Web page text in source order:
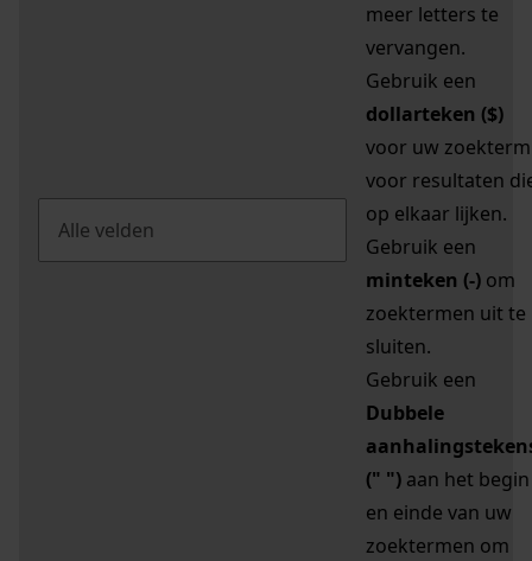
meer letters te
vervangen.
Gebruik een
dollarteken ($)
voor uw zoekterm
voor resultaten
op elkaar lijken.
Gebruik een
minteken (-) om
zoektermen uit te
sluiten.
Gebruik een
Dubbele
(" ") aan het begin
en einde van uw
zoektermen om